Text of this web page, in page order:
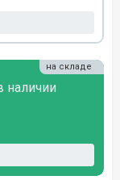
наличии
на складе